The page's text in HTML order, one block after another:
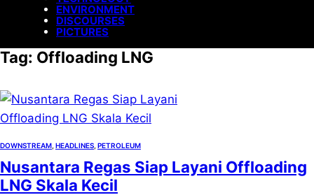
ENVIRONMENT
DISCOURSES
PICTURES
Tag: Offloading LNG
DOWNSTREAM HEADLINES PETROLEUM
Nusantara Regas Siap Layani Offloading
LNG Skala Kecil